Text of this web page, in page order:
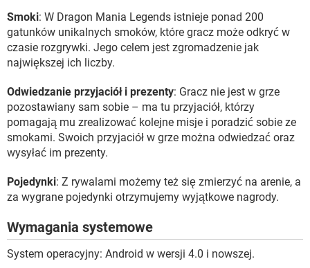
Smoki: W Dragon Mania Legends istnieje ponad 200
gatunków unikalnych smoków, które gracz może odkryć w
czasie rozgrywki. Jego celem jest zgromadzenie jak
największej ich liczby.
Odwiedzanie przyjaciół i prezenty: Gracz nie jest w grze
pozostawiany sam sobie – ma tu przyjaciół, którzy
pomagają mu zrealizować kolejne misje i poradzić sobie ze
smokami. Swoich przyjaciół w grze można odwiedzać oraz
wysyłać im prezenty.
Pojedynki: Z rywalami możemy też się zmierzyć na arenie, a
za wygrane pojedynki otrzymujemy wyjątkowe nagrody.
Wymagania systemowe
System operacyjny: Android w wersji 4.0 i nowszej.